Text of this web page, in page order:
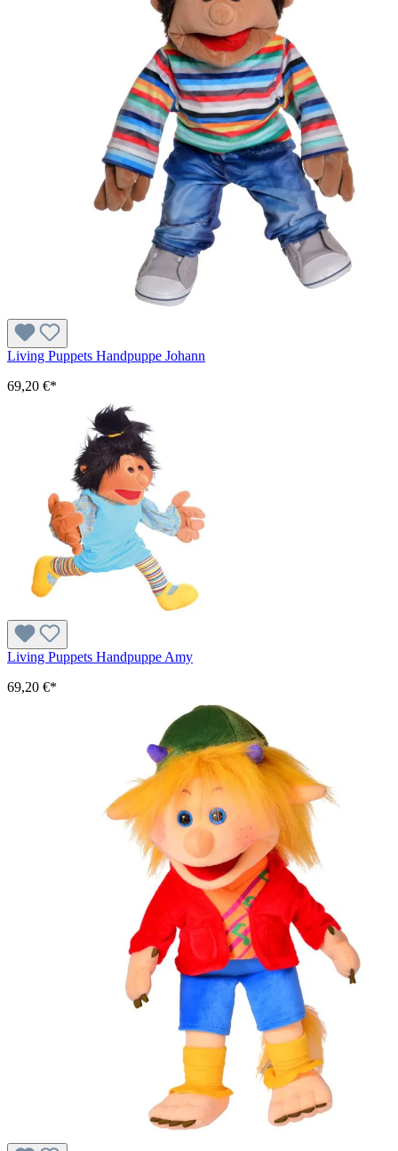
Living Puppets Handpuppe Johann
69,20 €*
Living Puppets Handpuppe Amy
69,20 €*